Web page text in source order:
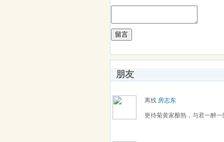
留言
朋友
离线 房志东
更待菊黄家酿熟，与君一醉一